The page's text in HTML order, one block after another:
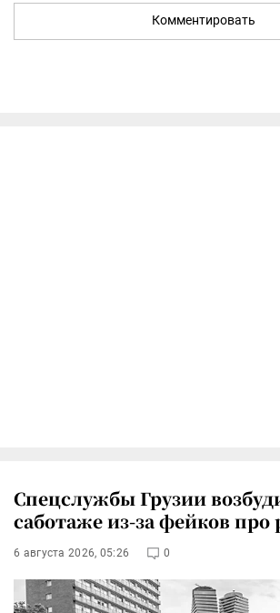
Комментировать
Спецслужбы Грузии
саботаже из-за фейков про
6 августа 2026, 05:26 0